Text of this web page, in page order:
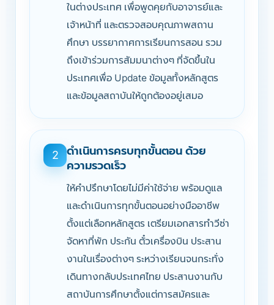
ในต่างประเทศ เพื่อพูดคุยกับอาจารย์และ
เจ้าหน้าที่ และตรวจสอบคุณภาพสถาน
ศึกษา บรรยากาศการเรียนการสอน รวม
ถึงเข้าร่วมการสัมมนาต่างๆ ที่จัดขึ้นใน
ประเทศเพื่อ Update ข้อมูลทั้งหลักสูตร
และข้อมูลสถาบันให้ถูกต้องอยู่เสมอ
2
ดำเนินการครบทุกขั้นตอน ด้วย
ความรวดเร็ว
ให้คำปรึกษาโดยไม่มีค่าใช้จ่าย พร้อมดูแล
และดำเนินการทุกขั้นตอนอย่างมืออาชีพ
ตั้งแต่เลือกหลักสูตร เตรียมเอกสารทำวีซ่า
จัดหาที่พัก ประกัน ตั๋วเครื่องบิน ประสาน
งานในเรื่องต่างๆ ระหว่างเรียนจนกระทั่ง
เดินทางกลับประเทศไทย ประสานงานกับ
สถาบันการศึกษาตั้งแต่การสมัครและ